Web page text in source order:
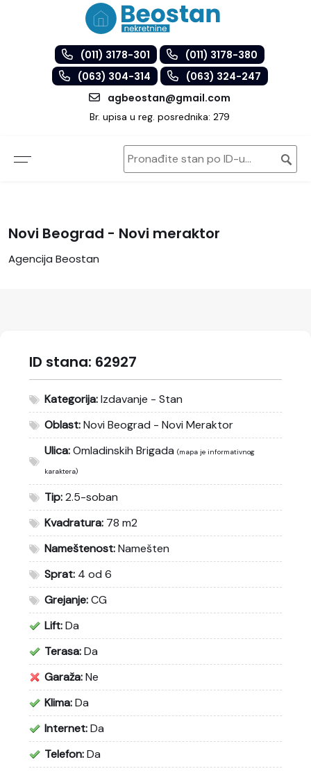
(011) 3178-301
(011) 3178-380
(063) 304-314
(063) 324-247
agbeostan@gmail.com
Br. upisa u reg. posrednika: 279
Novi Beograd - Novi meraktor
Agencija Beostan
ID stana: 62927
Kategorija:Izdavanje - Stan
Oblast:Novi Beograd - Novi Meraktor
Ulica:Omladinskih Brigada (mapa je informativnog
karaktera)
Tip:2.5-soban
Kvadratura: 78 m2
Nameštenost:Namešten
Sprat: 4 od 6
Grejanje:CG
Lift:Da
Terasa:Da
Garaža:Ne
Klima:Da
Internet:Da
Telefon:Da